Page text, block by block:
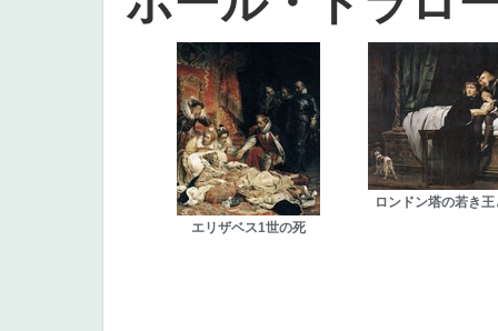
エリザベス1世の死
ロンドン塔の若き